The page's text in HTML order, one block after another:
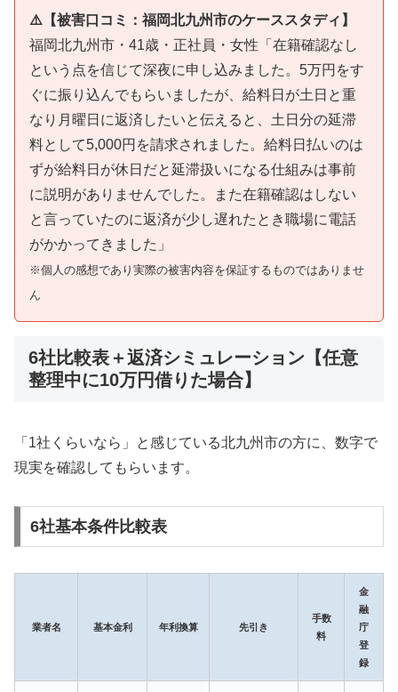
⚠️【被害口コミ：福岡北九州市のケーススタディ】
福岡北九州市・41歳・正社員・女性「在籍確認なし
という点を信じて深夜に申し込みました。5万円をす
ぐに振り込んでもらいましたが、給料日が土日と重
なり月曜日に返済したいと伝えると、土日分の延滞
料として5,000円を請求されました。給料日払いのは
ずが給料日が休日だと延滞扱いになる仕組みは事前
に説明がありませんでした。また在籍確認はしない
と言っていたのに返済が少し遅れたとき職場に電話
がかかってきました」
※個人の感想であり実際の被害内容を保証するものではありませ
ん
6社比較表＋返済シミュレーション【任意
整理中に10万円借りた場合】
「1社くらいなら」と感じている北九州市の方に、数字で
現実を確認してもらいます。
6社基本条件比較表
業者名 基本金利 年利換算 先引き
手数
料
金
融
庁
登
録